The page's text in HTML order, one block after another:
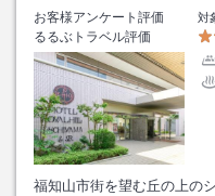
お客様アンケート評価
対
るるぶトラベル評価
福知山市街を望む丘の上の